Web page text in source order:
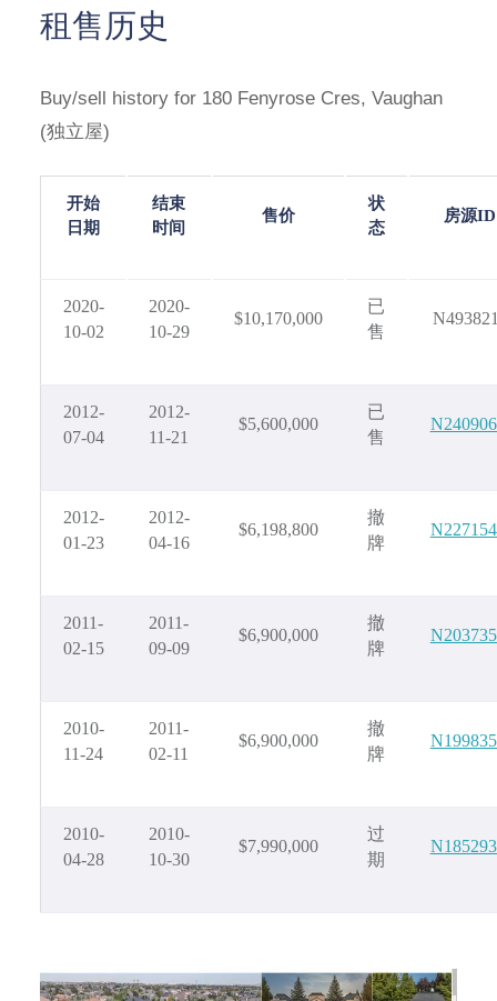
租售历史
Buy/sell history for 180 Fenyrose Cres, Vaughan
(独立屋)
开始
日期
结束
时间
售价
状
态
房源ID
2020-
10-02
2020-
10-29
$10,170,000
已
售
2012-
07-04
2012-
11-21
$5,600,000
已
售
2012-
01-23
2012-
04-16
$6,198,800
撤
牌
2011-
02-15
2011-
09-09
$6,900,000
撤
牌
2010-
11-24
2011-
02-11
$6,900,000
撤
牌
2010-
04-28
2010-
10-30
$7,990,000
过
期